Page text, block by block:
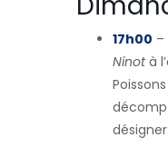
17h00 –
Ninotà